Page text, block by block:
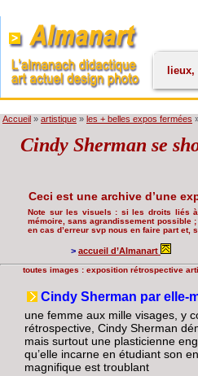
Accueil » artistique » les + belles expos fermées
Cindy Sherman se
Ceci est une archive d’une
Note sur les visuels : si les droits liés à
mémoire, sans agrandissement possible
en cas d’erreur svp nous en faire part
> accueil d’Almanart
toutes images : exposition rétrospective
Cindy Sherman par elle-
une femme aux mille visages, y
rétrospective, Cindy Sherman
mais surtout une plasticienne
qu’elle incarne en étudiant son
magnifique est troublant